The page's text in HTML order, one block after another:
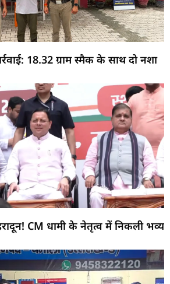
18.32 ग्राम स्मैक के साथ दो नशा
CM धामी के नेतृत्व में निकली भव्य